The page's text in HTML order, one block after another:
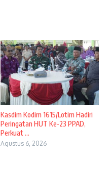
Kasdim Kodim 1615/Lotim Hadiri
Peringatan HUT Ke-23 PPAD,
Perkuat ...
Agustus 6, 2026